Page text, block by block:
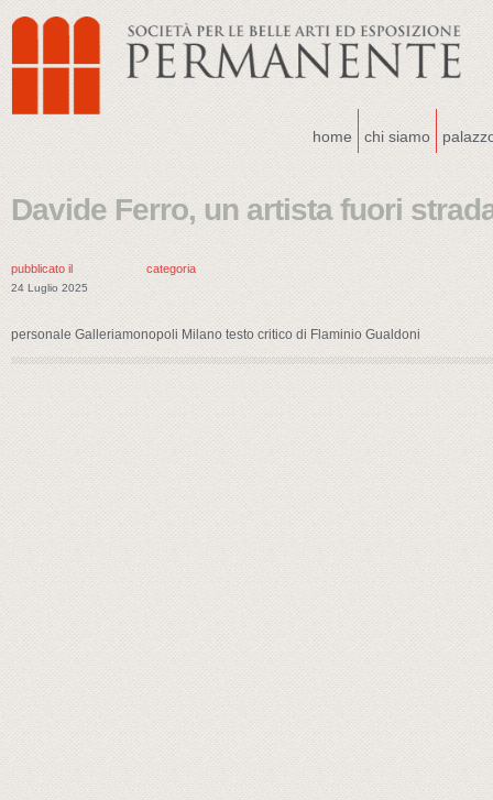
home chi siamo
Davide Ferro, un artista fuori
pubblicato il
24 Luglio 2025
categoria
personale Galleriamonopoli Milano testo critico di Flaminio Gualdoni